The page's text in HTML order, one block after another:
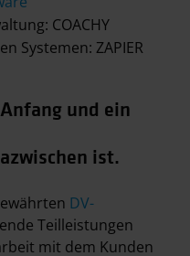
COACHY
Systemen: ZAPIER
und ein
ist.
DV-
Teilleistungen
mit dem Kunden